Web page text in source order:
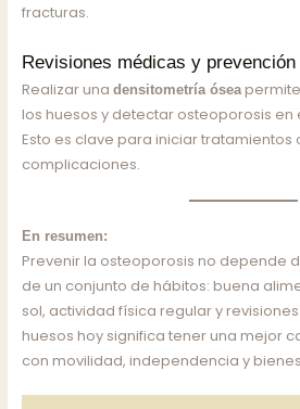
fracturas.
Revisiones médicas y
Realizar unadensitometría ósea
los huesos y detectar osteoporosis
Esto es clave para iniciar tratamientos
complicaciones.
En resumen:
Prevenir la osteoporosis no depende
de un conjunto de hábitos: buena
sol, actividad física regular y
huesos hoy significa tener una mejor
con movilidad, independencia y